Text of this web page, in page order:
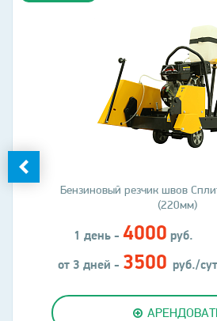
Бензиновый резчик швов
(220мм)
1 день - 4000 руб.
от 3 дней - 3500 руб./